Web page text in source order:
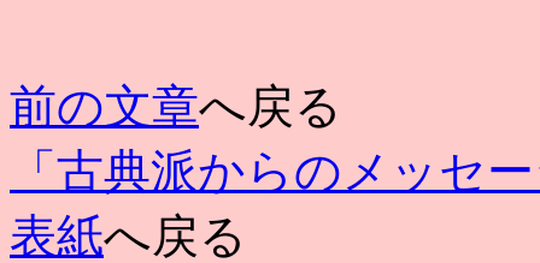
前の文章へ戻る
「古典派からのメッセ
表紙へ戻る